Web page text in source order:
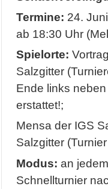
Termine: 24.
ab 18:30 Uhr
Spielorte:
Salzgitter
Ende links
erstattet!;
Mensa der IGS
Salzgitter
Modus: an
Schnellturnier